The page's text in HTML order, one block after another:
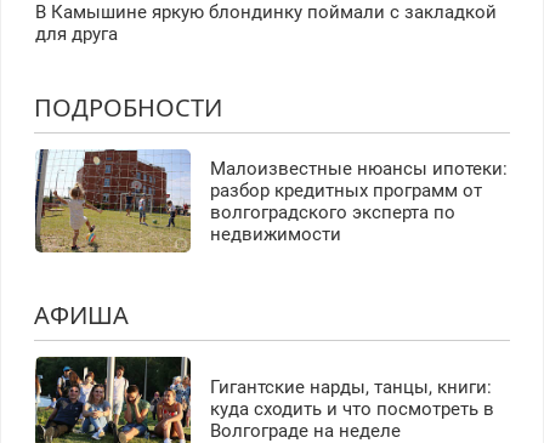
В Камышине яркую блондинку поймали с закладкой
для друга
ПОДРОБНОСТИ
Малоизвестные нюансы ипотеки:
разбор кредитных программ от
волгоградского эксперта по
недвижимости
АФИША
Гигантские нарды, танцы, книги:
куда сходить и что посмотреть в
Волгограде на неделе